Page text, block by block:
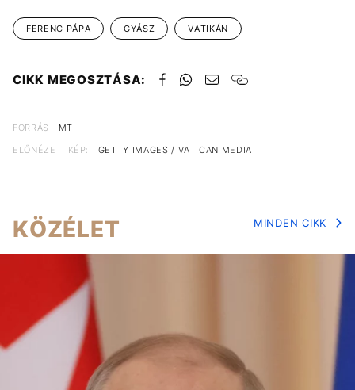
FERENC PÁPA GYÁSZ VATIKÁN
CIKK MEGOSZTÁSA:
FORRÁS
MTI
ELŐNÉZETI KÉP:
GETTY IMAGES / VATICAN MEDIA
KÖZÉLET MINDEN CIKK